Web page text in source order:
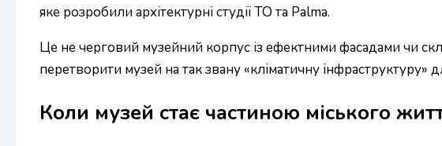
яке розробили архітектурні студії TO та Palma.
Це не черговий музейний корпус із ефектними фасадами чи
перетворити музей на так звану «кліматичну інфраструктуру»
Коли музей стає частиною міського